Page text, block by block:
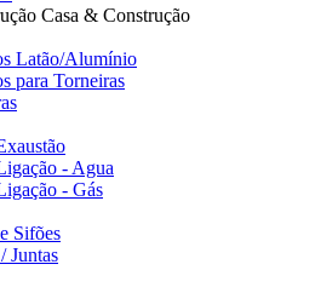
Casa & Construção
Latão/Alumínio
para Torneiras
- Agua
- Gás
Sifões
Juntas